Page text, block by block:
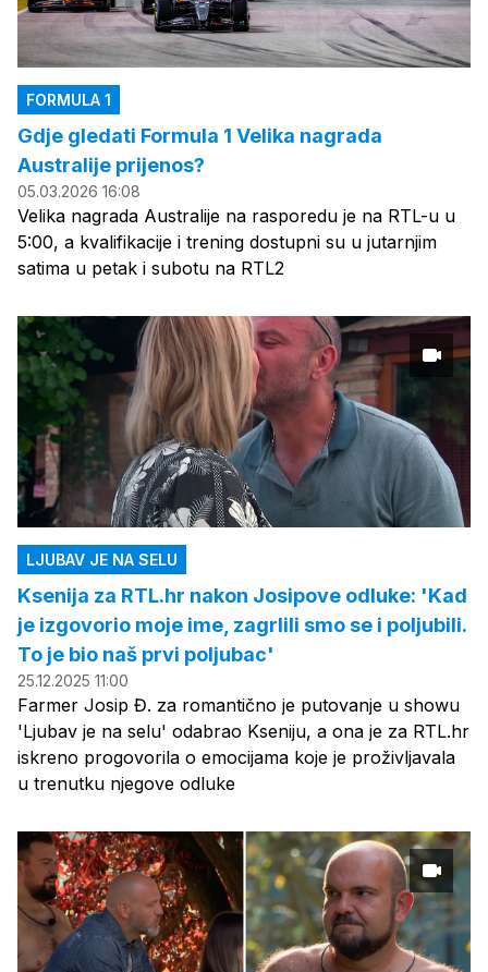
FORMULA 1
Gdje gledati Formula 1 Velika nagrada
Australije prijenos?
05.03.2026 16:08
Velika nagrada Australije na rasporedu je na RTL-u u
5:00, a kvalifikacije i trening dostupni su u jutarnjim
satima u petak i subotu na RTL2
LJUBAV JE NA SELU
Ksenija za RTL.hr nakon Josipove odluke: 'Kad
je izgovorio moje ime, zagrlili smo se i poljubili.
To je bio naš prvi poljubac'
25.12.2025 11:00
Farmer Josip Đ. za romantično je putovanje u showu
'Ljubav je na selu' odabrao Kseniju, a ona je za RTL.hr
iskreno progovorila o emocijama koje je proživljavala
u trenutku njegove odluke